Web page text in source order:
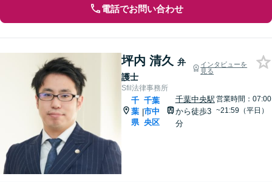
電話でお問い合わせ
坪内 清久 弁
護士
インタビューを
見る
Sfil法律事務所
千
葉
県
|
千葉
市中
央区
千葉中央駅
から徒歩3
分
営業時間：07:00
~21:59（平日）